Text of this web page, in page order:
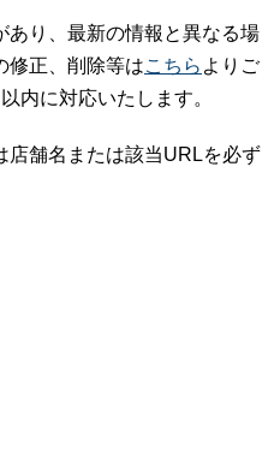
あり、最新の情報と異なる場
修正、削除等はこちら よりご
内に対応いたします。
舗名または該当URLを必ず